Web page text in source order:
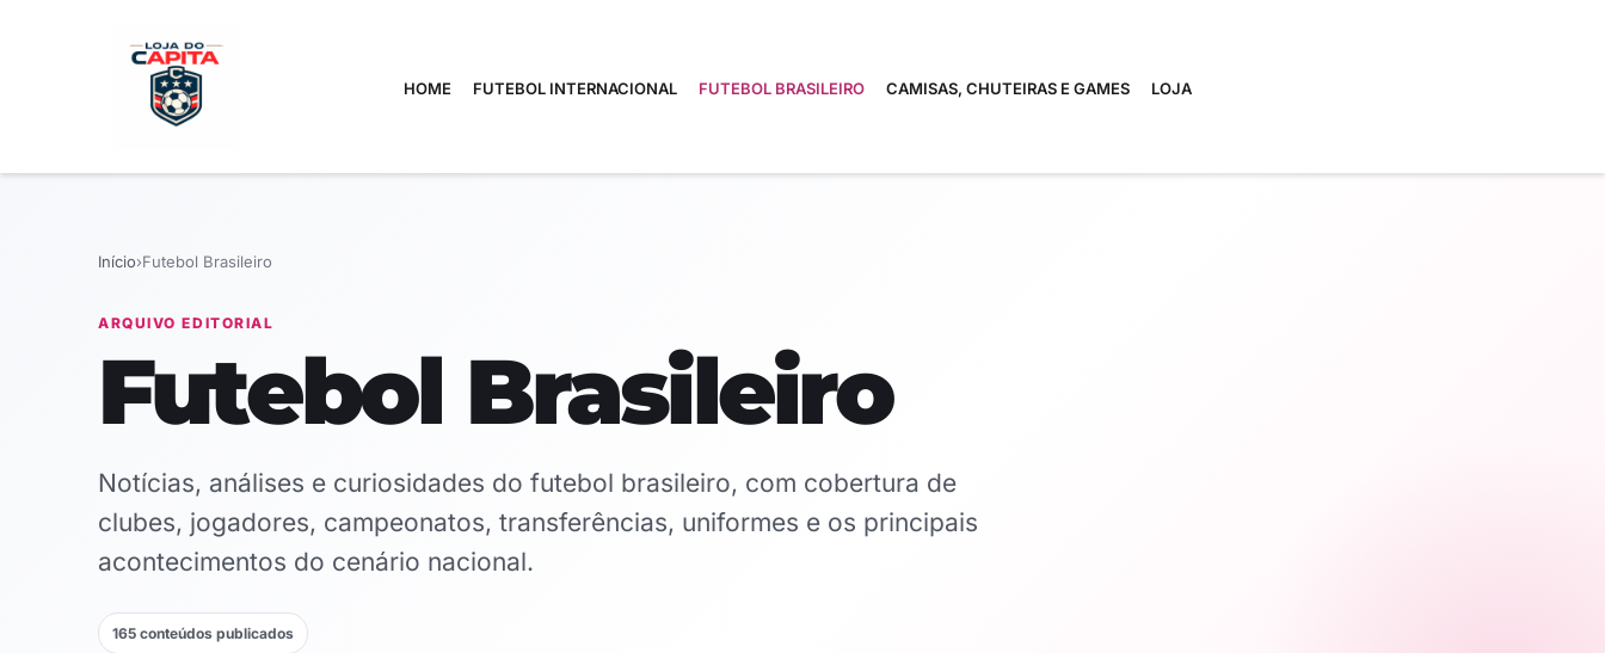
HOME FUTEBOL INTERNACIONAL FUTEBOL BRASILEIRO CAMISAS, CHUTEIRAS E GAMES LOJA
Início›Futebol Brasileiro
ARQUIVO EDITORIAL
Futebol Brasileiro
Notícias, análises e curiosidades do futebol brasileiro, com cobertura de
clubes, jogadores, campeonatos, transferências, uniformes e os principais
acontecimentos do cenário nacional.
165 conteúdos publicados